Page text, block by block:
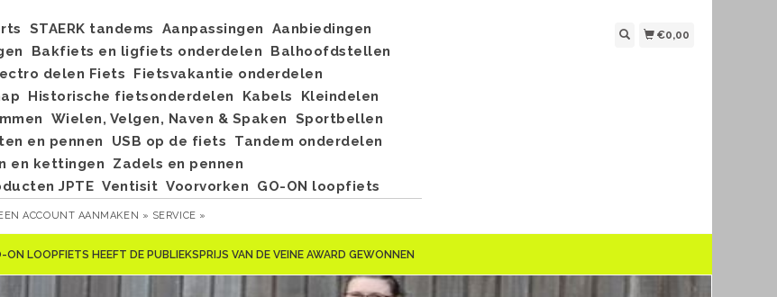
STAERK tandems Aanpassingen
Aanbiedingen
Bakfiets en ligfiets onderdelen
Balhoofdstellen
delen Fiets
Fietsvakantie onderdelen
Historische fietsonderdelen Kabels
Kleindelen
Wielen, Velgen, Naven & Spaken
Sportbellen
en pennen
USB op de fiets
Tandem onderdelen
en kettingen
Zadels en pennen
JPTE Ventisit Voorvorken GO-ON loopfiets
ACCOUNT AANMAKEN » SERVICE »
€0,00
ON LOOPFIETS HEEFT DE PUBLIEKSPRIJS VAN DE VEINE AWARD GEWONNEN